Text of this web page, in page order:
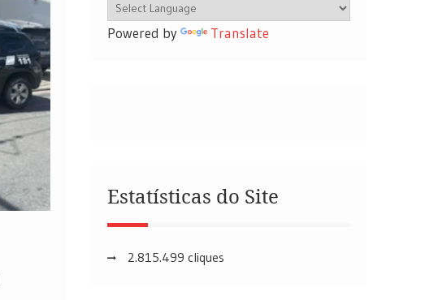
Powered by Translate
Estatísticas do Site
2.815.499 cliques